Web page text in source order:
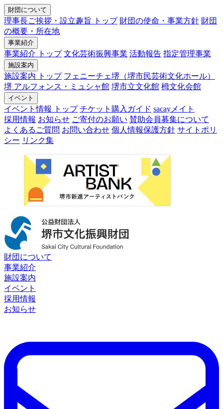
財団について
理事長ご挨拶・設立趣旨 トップ 財団の使命・事業方針 財団
の概要・所在地
事業紹介
事業紹介 トップ 文化芸術振興事業 活動報告 指定管理事業
施設案内
施設案内 トップ フェニーチェ堺（堺市民芸術文化ホール）
堺 アルフォンス・ミュシャ館 堺市立文化館 栂文化会館
イベント
イベント情報 トップ チケット購入ガイド sacayメイト
採用情報 お知らせ ご寄付のお願い 賛助会員募集について
よくあるご質問 お問い合わせ 個人情報保護方針 サイトポリ
シー リンク集
財団について
事業紹介
施設案内
イベント
採用情報
お知らせ